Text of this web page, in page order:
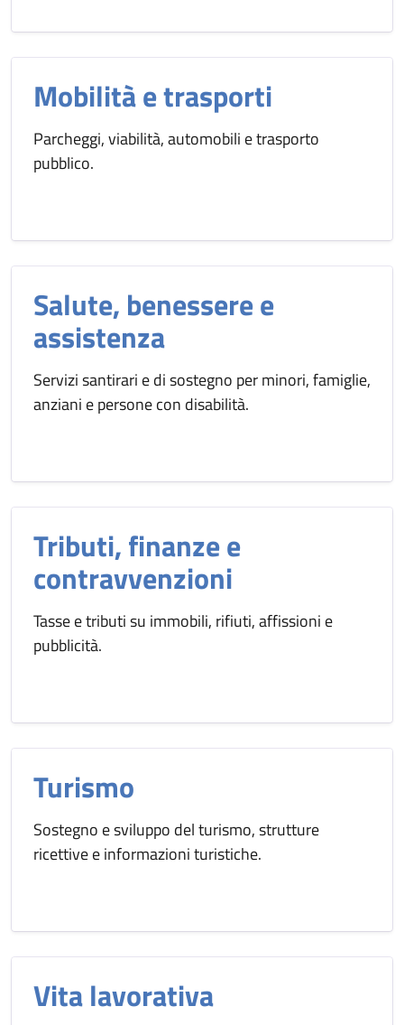
Mobilità e trasporti
Parcheggi, viabilità, automobili e trasporto
pubblico.
Salute, benessere e
assistenza
Servizi santirari e di sostegno per minori, famiglie,
anziani e persone con disabilità.
Tributi, finanze e
contravvenzioni
Tasse e tributi su immobili, rifiuti, affissioni e
pubblicità.
Turismo
Sostegno e sviluppo del turismo, strutture
ricettive e informazioni turistiche.
Vita lavorativa